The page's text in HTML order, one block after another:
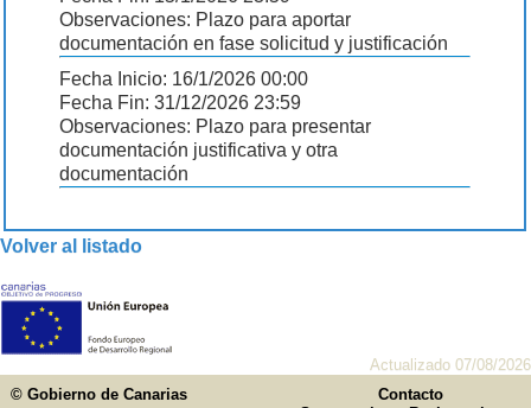
Observaciones: Plazo para aportar
documentación en fase solicitud y justificación
Fecha Inicio: 16/1/2026 00:00
Fecha Fin: 31/12/2026 23:59
Observaciones: Plazo para presentar
documentación justificativa y otra
documentación
Volver al listado
Actualizado 07/08/2026
© Gobierno de Canarias
Contacto